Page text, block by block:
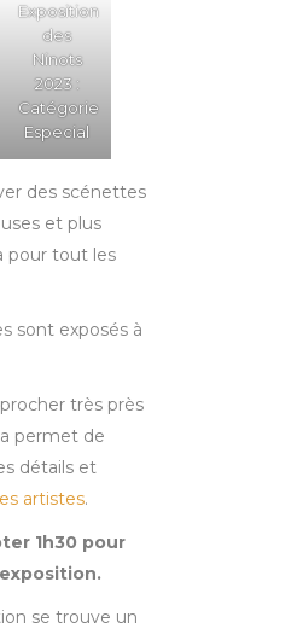
Exposition
des
Ninots
2023 :
Catégorie
Especial
des scénettes
et plus
pour tout les
sont exposés à
très près
permet de
détails et
artistes.
1h30 pour
se trouve un